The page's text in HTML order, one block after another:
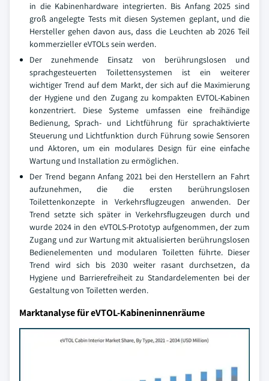
in die Kabinenhardware integrierten. Bis Anfang 2025 sind
groß angelegte Tests mit diesen Systemen geplant, und die
Hersteller gehen davon aus, dass die Leuchten ab 2026 Teil
kommerzieller eVTOLs sein werden.
Der zunehmende Einsatz von berührungslosen und
sprachgesteuerten Toilettensystemen ist ein weiterer
wichtiger Trend auf dem Markt, der sich auf die Maximierung
der Hygiene und den Zugang zu kompakten EVTOL-Kabinen
konzentriert. Diese Systeme umfassen eine freihändige
Bedienung, Sprach- und Lichtführung für sprachaktivierte
Steuerung und Lichtfunktion durch Führung sowie Sensoren
und Aktoren, um ein modulares Design für eine einfache
Wartung und Installation zu ermöglichen.
Der Trend begann Anfang 2021 bei den Herstellern an Fahrt
aufzunehmen, die die ersten berührungslosen
Toilettenkonzepte in Verkehrsflugzeugen anwenden. Der
Trend setzte sich später in Verkehrsflugzeugen durch und
wurde 2024 in den eVTOLS-Prototyp aufgenommen, der zum
Zugang und zur Wartung mit aktualisierten berührungslosen
Bedienelementen und modularen Toiletten führte. Dieser
Trend wird sich bis 2030 weiter rasant durchsetzen, da
Hygiene und Barrierefreiheit zu Standardelementen bei der
Gestaltung von Toiletten werden.
Marktanalyse für eVTOL-Kabineninnenräume